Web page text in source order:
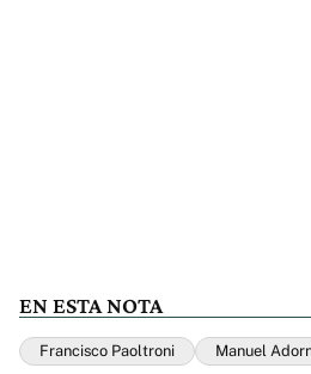
EN ESTA NOTA
Francisco Paoltroni Manuel